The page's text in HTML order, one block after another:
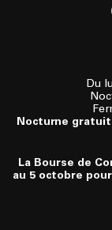
Du
Nocturne
La Bourse de
au 5 octobre